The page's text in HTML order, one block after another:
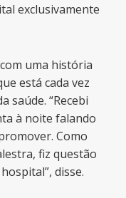
exclusivamente
uma história
está cada vez
saúde. “Recebi
à noite falando
Como
fiz questão
disse.